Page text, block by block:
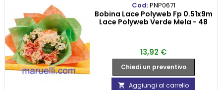
Cod:PNP0671
Bobina Lace Polyweb Fp 0.51x9m
Lace Polyweb Verde Mela - 48
Prezzo
13,92 €
Chiedi un preventivo
 Aggiungi al carrello